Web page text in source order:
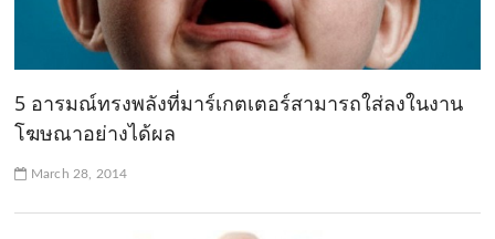
5 อารมณ์ทรงพลังที่มาร์เกตเตอร์สามารถใส่ลงในงาน
โฆษณาอย่างได้ผล
March 28, 2014